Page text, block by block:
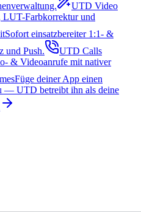
UTD Video
LUT-Farbkorrektur und
Sofort einsatzbereiter 1:1- &
und Push.
UTD Calls
& Videoanrufe mit nativer
Füge deiner App einen
— UTD betreibt ihn als deine